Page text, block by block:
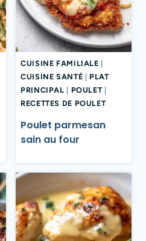
CUISINE FAMILIALE
CUISINE SANTÉ
PLAT
PRINCIPAL
POULET|
RECETTES DE POULET
Poulet parmesan
sain au four